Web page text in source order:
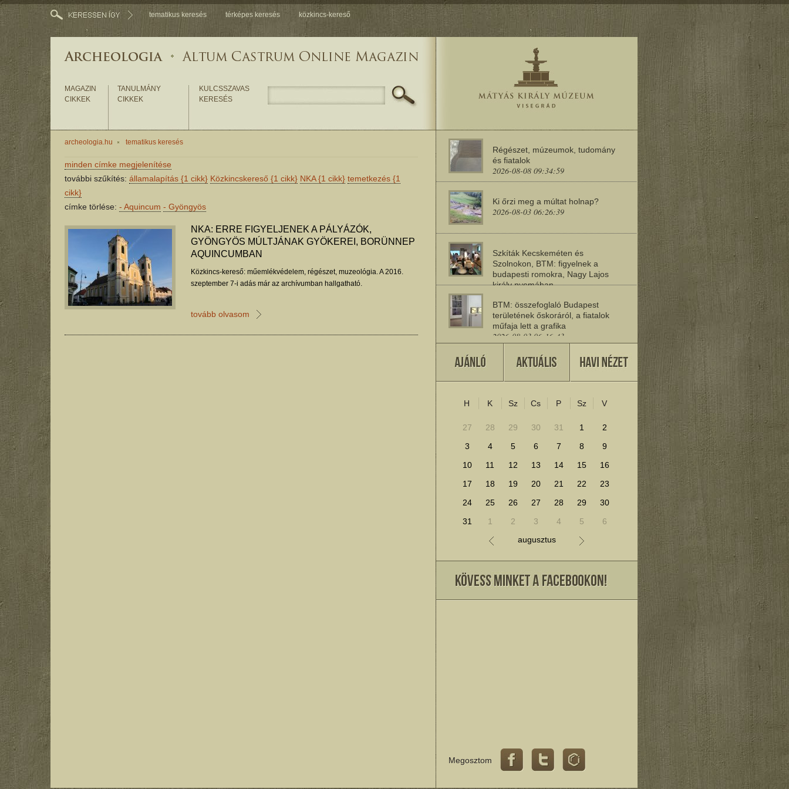
tematikus keresés térképes keresés közkincs-kereső
MAGAZIN
CIKKEK
TANULMÁNY
CIKKEK
KULCSSZAVAS
KERESÉS
archeologia.hu tematikus keresés
minden címke megjelenítése
további szűkítés: államalapítás {1 cikk} Közkincskereső {1 cikk} NKA{1 cikk} temetkezés {1
cikk}
címke törlése: - Aquincum - Gyöngyös
NKA: ERRE FIGYELJENEK A PÁLYÁZÓK,
GYÖNGYÖS MÚLTJÁNAK GYÖKEREI, BORÜNNEP
AQUINCUMBAN
Közkincs-kereső: műemlékvédelem, régészet, muzeológia. A 2016.
szeptember 7-i adás már az archívumban hallgatható.
tovább olvasom
Régészet, múzeumok, tudomány
és fiatalok
2026-08-08 09:34:59
Ki őrzi meg a múltat holnap?
2026-08-03 06:26:39
Szkíták Kecskeméten és
Szolnokon, BTM: figyelnek a
budapesti romokra, Nagy Lajos
király nyomában
BTM: összefoglaló Budapest
területének őskoráról, a fiatalok
műfaja lett a grafika
2026-08-03 06:16:43
A múlt jövője
2026-07-27 22:37:30
További cikkek megjelenítéséhez kattints ide!
H K Sz Cs P Sz V
27 28 29 30 31 1
2
3
4 5 6 7 8
9
10
11 12 13 14 15
16
17
18 19 20 21 22
23
24
25 26 27 28 29
30
31
1 2 3 4 5
6
augusztus
Megosztom